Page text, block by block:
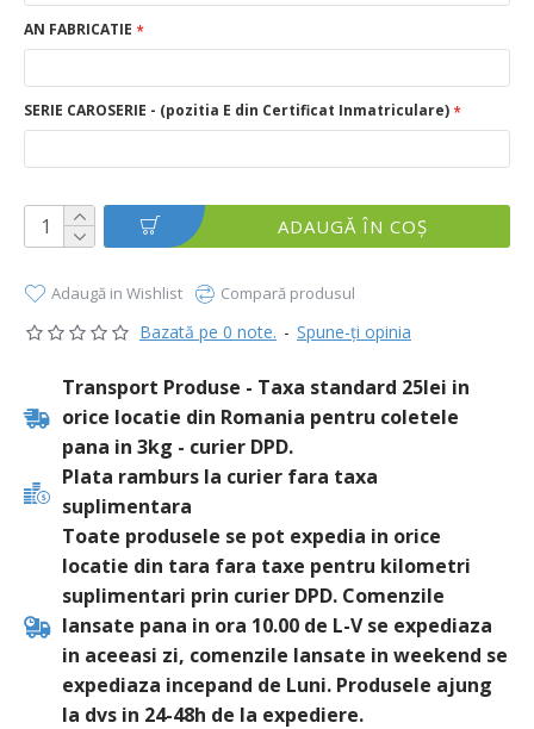
Bazată pe 0 note. - Spune-ţi opinia
AN FABRICATIE
SERIE CAROSERIE - (pozitia E din Certificat Inmatriculare)
ADAUGĂ ÎN COŞ
Adaugă in Wishlist Compară produsul
Transport Produse - Taxa standard 25lei in
orice locatie din Romania pentru coletele
pana in 3kg - curier DPD.
Plata ramburs la curier fara taxa
suplimentara
Toate produsele se pot expedia in orice
locatie din tara fara taxe pentru kilometri
suplimentari prin curier DPD. Comenzile
lansate pana in ora 10.00 de L-V se expediaza
in aceeasi zi, comenzile lansate in weekend se
expediaza incepand de Luni. Produsele ajung
la dvs in 24-48h de la expediere.